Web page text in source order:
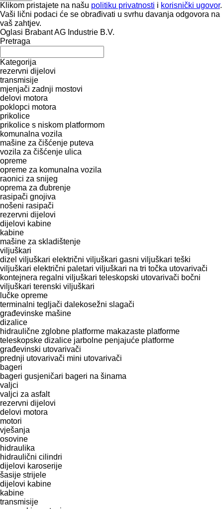
Klikom pristajete na našu politiku privatnosti i korisnički ugovor.
Vaši lični podaci će se obrađivati ​​u svrhu davanja odgovora na
vaš zahtjev.
Oglasi Brabant AG Industrie B.V.
Pretraga
Kategorija
rezervni dijelovi
transmisije
mjenjači zadnji mostovi
delovi motora
poklopci motora
prikolice
prikolice s niskom platformom
komunalna vozila
mašine za čišćenje puteva
vozila za čišćenje ulica
opreme
opreme za komunalna vozila
raonici za snijeg
oprema za đubrenje
rasipači gnojiva
nošeni rasipači
rezervni dijelovi
dijelovi kabine
kabine
mašine za skladištenje
viljuškari
dizel viljuškari električni viljuškari gasni viljuškari teški
viljuškari električni paletari viljuškari na tri točka utovarivači
kontejnera regalni viljuškari teleskopski utovarivači bočni
viljuškari terenski viljuškari
lučke opreme
terminalni tegljači dalekosežni slagači
građevinske mašine
dizalice
hidraulične zglobne platforme makazaste platforme
teleskopske dizalice jarbolne penjajuće platforme
građevinski utovarivači
prednji utovarivači mini utovarivači
bageri
bageri gusjeničari bageri na šinama
valjci
valjci za asfalt
rezervni dijelovi
delovi motora
motori
vješanja
osovine
hidraulika
hidraulični cilindri
dijelovi karoserije
šasije strijele
dijelovi kabine
kabine
transmisije